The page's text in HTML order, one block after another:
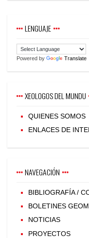
LENGUAJE
Powered by Translate
XEOLOGOS DEL MUNDU
QUIENES SOMOS
ENLACES DE
NAVEGACIÓN
BIBLIOGRAFÍA /
BOLETINES
NOTICIAS
PROYECTOS